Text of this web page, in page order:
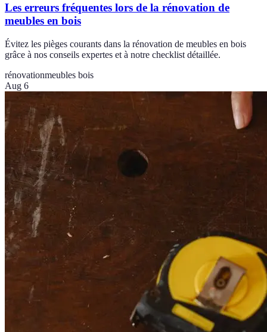
Les erreurs fréquentes lors de la rénovation de
meubles en bois
Évitez les pièges courants dans la rénovation de meubles en bois
grâce à nos conseils expertes et à notre checklist détaillée.
rénovationmeubles bois
Aug 6